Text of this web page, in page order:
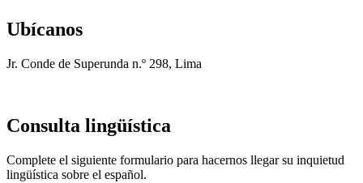
Ubícanos
Jr. Conde de Superunda n.º 298, Lima
Consulta lingüística
Complete el siguiente formulario para hacernos llegar su inquietud
lingüística sobre el español.